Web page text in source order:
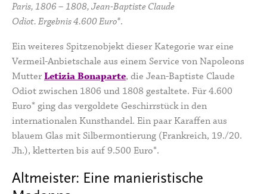
Paris, 1806 – 1808, Jean-Baptiste Claude
Odiot. Ergebnis 4.600 Euro*.
Ein weiteres Spitzenobjekt dieser Kategorie war eine
Vermeil-Anbietschale aus einem Service von Napoleons
MutterLetizia Bonaparte, die Jean-Baptiste Claude
Odiot zwischen 1806 und 1808 gestaltete. Für 4.600
Euro* ging das vergoldete Geschirrstück in den
internationalen Kunsthandel. Ein paar Karaffen aus
blauem Glas mit Silbermontierung (Frankreich, 19./20.
Jh.), kletterten bis auf 9.500 Euro*.
Altmeister: Eine manieristische